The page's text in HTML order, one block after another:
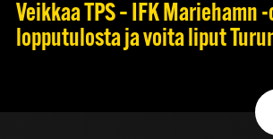
Veikkaa TPS – IFK Mariehamn
lopputulosta ja voita liput